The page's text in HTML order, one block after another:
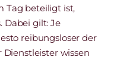
Tag beteiligt ist,
Dabei gilt: Je
reibungsloser der
wissen